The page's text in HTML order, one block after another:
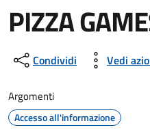
PIZZA
Dettagli della
Condividi Vedi
Argomenti
Accesso all'informazione